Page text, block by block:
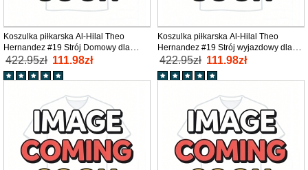
Koszulka piłkarska Al-Hilal Theo
Hernandez #19 Strój Domowy dla
dzieci 2025-26 tanio Krótki Rękaw (+
Krótkie spodenki)
422.95zł 111.98zł
Koszulka piłkarska Al-Hilal Theo
Hernandez #19 Strój wyjazdowy dla
dzieci 2025-26 tanio Krótki Rękaw (+
Krótkie spodenki)
422.95zł 111.98zł